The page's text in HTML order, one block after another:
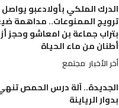
الدرك الملكي بأولادعبو
ترويج الممنوعات.. مداهمة
بتراب جماعة بن امعاشو وحجز
أطنان من ماء الحياة
أخر الأخبار مجتمع
الجديدة.. آلة درس الحمص
بدوار الرياينة